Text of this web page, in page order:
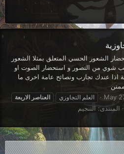
الشعور الحسي المتعلق بمثلا الشعور
شوي من التصور و استحضار الصوت او
اذا عندك تجارب ونصائح عامة اخرى ما
May العلم التجاوزي العناصر الاربعة
المنتدى:التنجيم